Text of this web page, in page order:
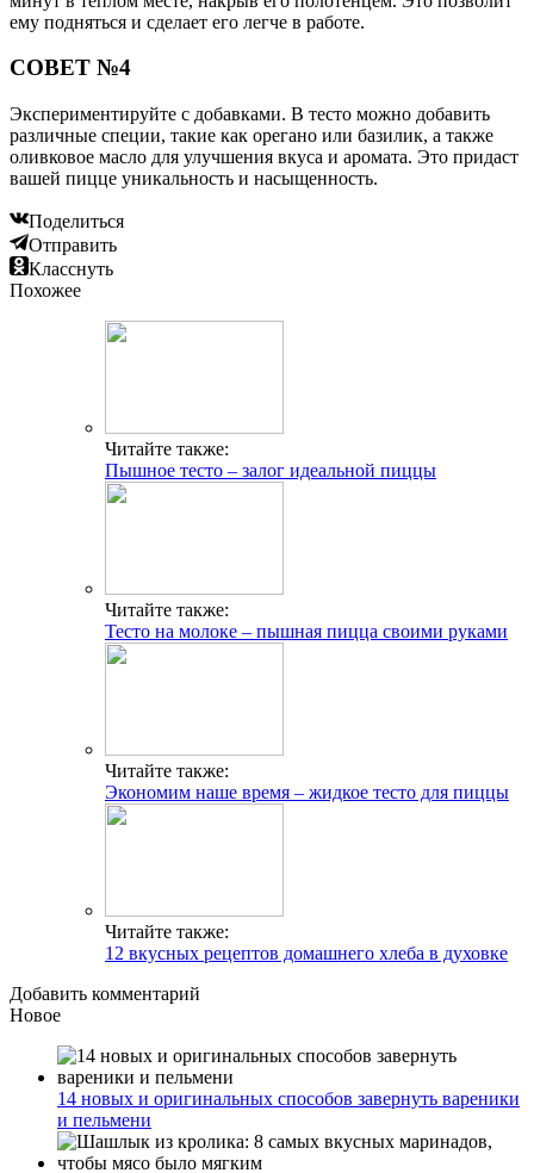
ему подняться и сделает его легче в работе.
СОВЕТ №4
Экспериментируйте с добавками. В тесто можно добавить
различные специи, такие как орегано или базилик, а также
оливковое масло для улучшения вкуса и аромата. Это придаст
вашей пицце уникальность и насыщенность.
Поделиться
Отправить
Класснуть
Похожее
Читайте также:
Пышное тесто – залог идеальной пиццы
Читайте также:
Тесто на молоке – пышная пицца своими руками
Читайте также:
Экономим наше время – жидкое тесто для пиццы
Читайте также:
12 вкусных рецептов домашнего хлеба в духовке
Добавить комментарий
Новое
14 новых и оригинальных способов завернуть вареники
и пельмени